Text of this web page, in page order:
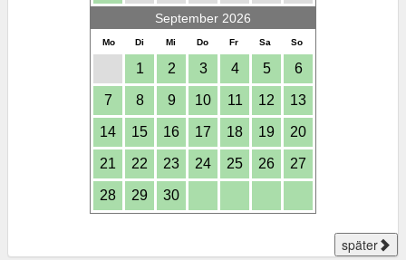
September 2026
Mo Di Mi Do Fr Sa So
1 2 3 4 5 6
7 8 9 10 11 12 13
14 15 16 17 18 19 20
21 22 23 24 25 26 27
28 29 30
später